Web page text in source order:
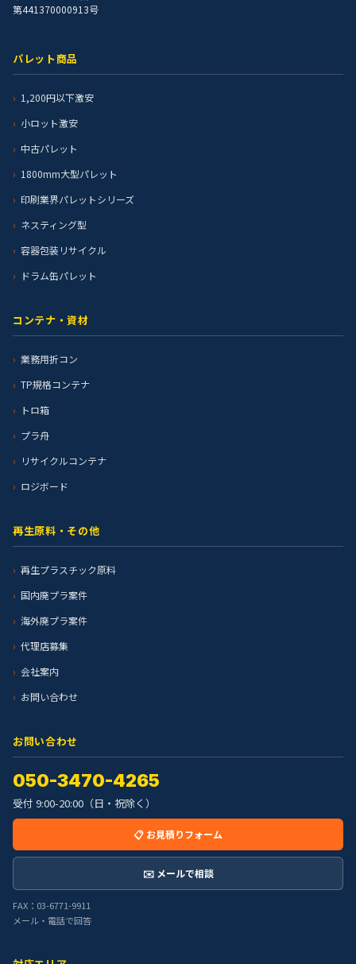
第441370000913号
パレット商品
1,200円以下激安
小ロット激安
中古パレット
1800mm大型パレット
印刷業界パレットシリーズ
ネスティング型
容器包装リサイクル
ドラム缶パレット
コンテナ・資材
業務用折コン
TP規格コンテナ
トロ箱
プラ舟
リサイクルコンテナ
ロジボード
再生原料・その他
再生プラスチック原料
国内廃プラ案件
海外廃プラ案件
代理店募集
会社案内
お問い合わせ
お問い合わせ
050-3470-4265
受付 9:00-20:00（日・祝除く）
📋 お見積りフォーム
✉️ メールで相談
FAX：03-6771-9911
メール・電話で回答